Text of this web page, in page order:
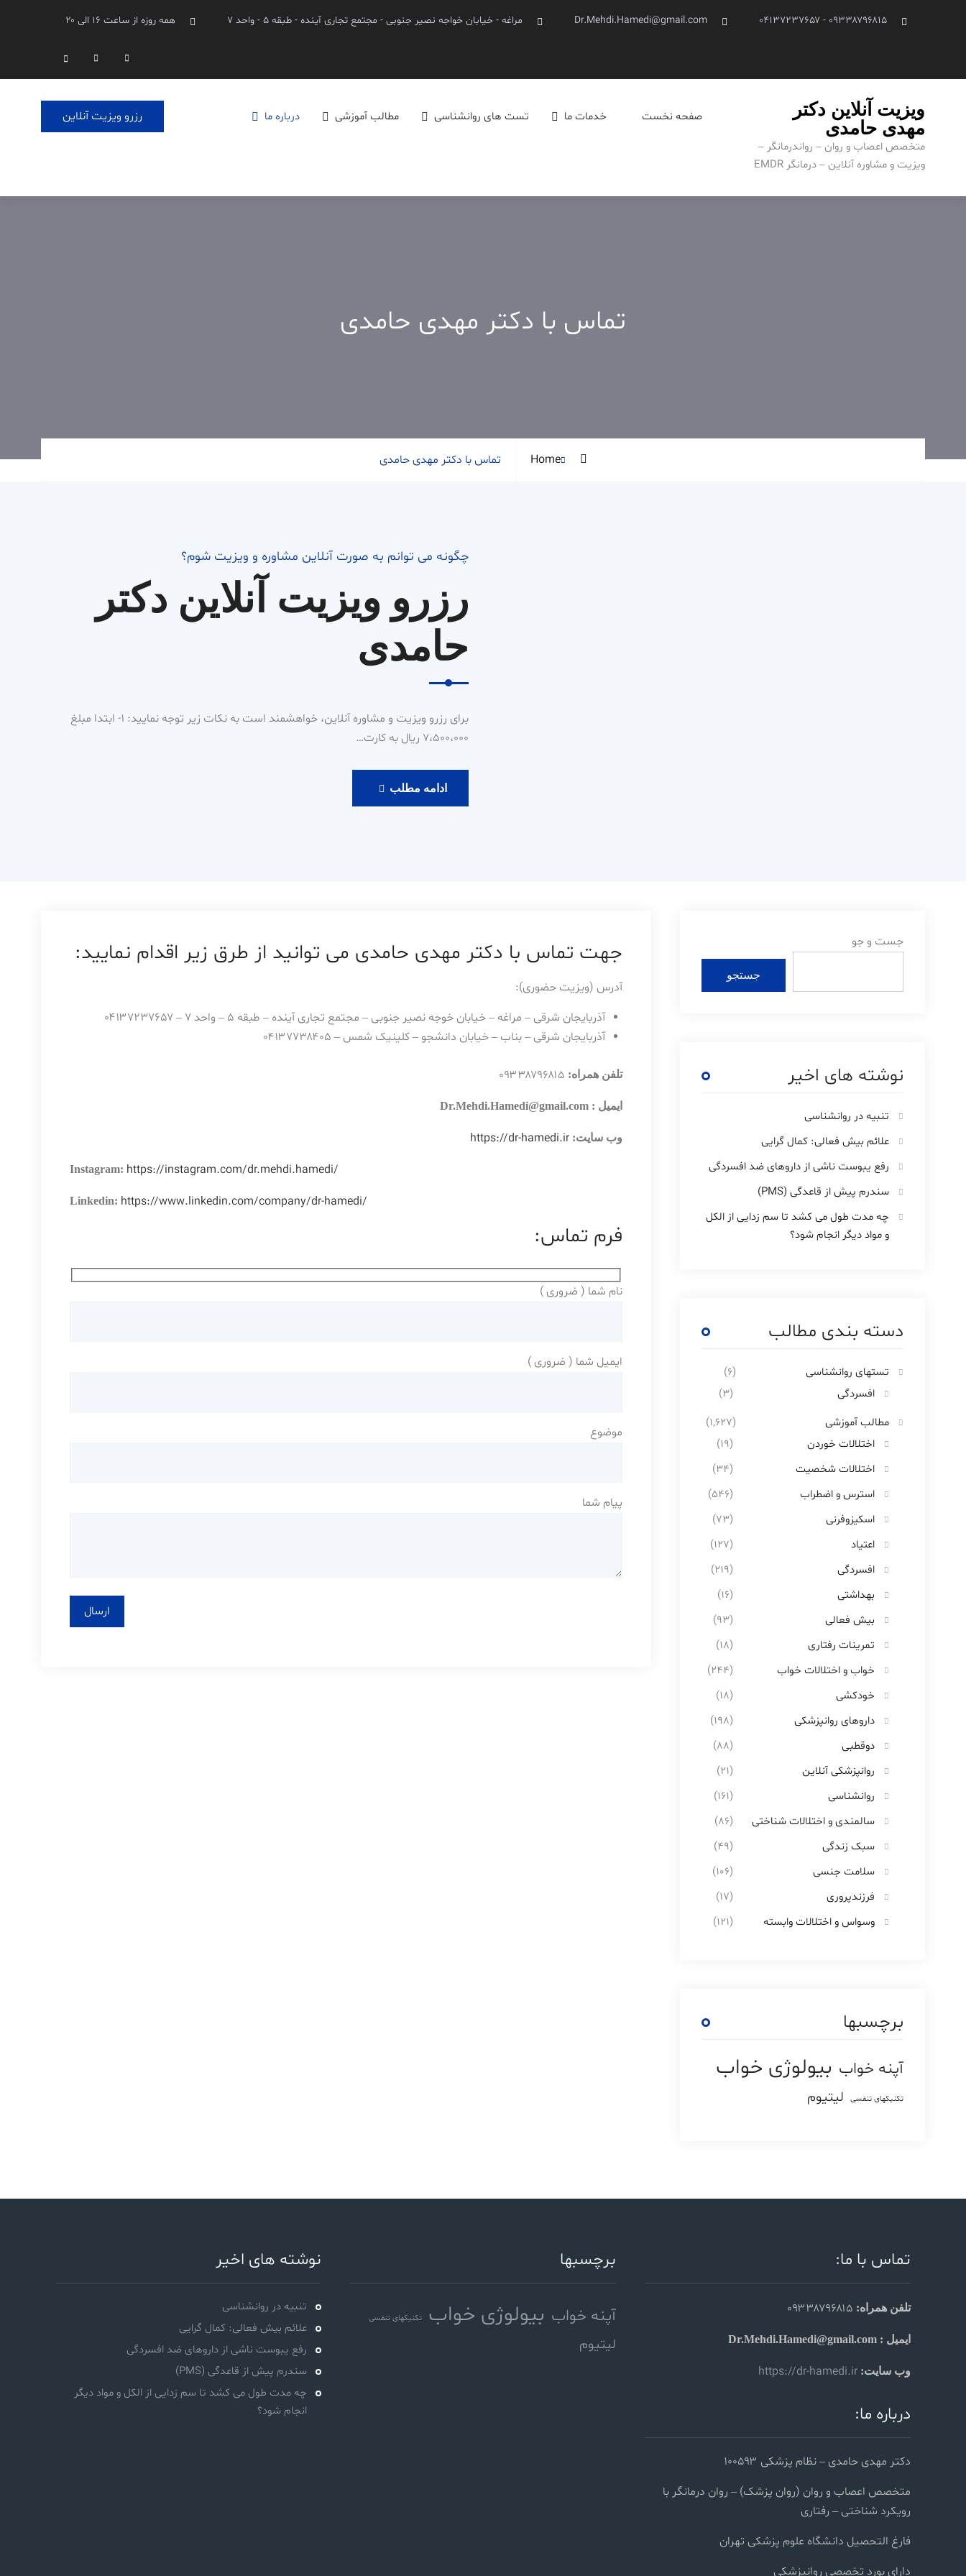
۰۹۳۳۸۷۹۶۸۱۵ - ۰۴۱۳۷۲۳۷۶۵۷ Dr.Mehdi.Hamedi@gmail.com مراغه - خیابان خواجه نصیر جنوبی - مجتمع تجاری آینده - طبقه ۵ - واحد ۷ همه روزه از ساعت ۱۶ الی ۲۰
Instagram
Linkedin
Search
ویزیت آنلاین دکتر
مهدی حامدی
متخصص اعصاب و روان – رواندرمانگر –
ویزیت و مشاوره آنلاین – درمانگر EMDR
صفحه نخست خدمات ما تست های روانشناسی مطالب آموزشی درباره ما رزرو ویزیت آنلاین
تماس با دکتر مهدی حامدی
Home تماس با دکتر مهدی حامدی
چگونه می توانم به صورت آنلاین مشاوره و ویزیت شوم؟
رزرو ویزیت آنلاین دکتر
حامدی
برای رزرو ویزیت و مشاوره آنلاین، خواهشمند است به نکات زیر توجه نمایید: ۱- ابتدا مبلغ
۷،۵۰۰،۰۰۰ ریال به کارت…
ادامه مطلب رزرو
ویزیت
جهت تماس با دکتر مهدی حامدی می توانید از طرق زیر اقدام نمایید:
آدرس (ویزیت حضوری):
آذربایجان شرقی – مراغه – خیابان خوجه نصیر جنوبی – مجتمع تجاری آینده – طبقه ۵ – واحد ۷ – ۰۴۱۳۷۲۳۷۶۵۷
آذربایجان شرقی – بناب – خیابان دانشجو – کلینیک شمس – ۰۴۱۳۷۷۳۸۴۰۵
تلفن همراه: ۰۹۳۳۸۷۹۶۸۱۵
ایمیل : Dr.Mehdi.Hamedi@gmail.com
وب سایت: https://dr-hamedi.ir
Instagram: https://instagram.com/dr.mehdi.hamedi/
Linkedin: https://www.linkedin.com/company/dr-hamedi/
فرم تماس:
نام شما ( ضروری )
ایمیل شما ( ضروری )
موضوع
پیام شما
جست و جو
جستجو
نوشته های اخیر
تنبیه در روانشناسی
علائم بیش فعالی: کمال گرایی
رفع یبوست ناشی از داروهای ضد افسردگی
سندرم پیش از قاعدگی (PMS)
چه مدت طول می کشد تا سم زدایی از الکل
و مواد دیگر انجام شود؟
دسته بندی مطالب
تستهای روانشناسی
(۶)
افسردگی
(۳)
مطالب آموزشی
(۱,۶۲۷)
اختلالات خوردن
(۱۹)
اختلالات شخصیت
(۳۴)
استرس و اضطراب
(۵۴۶)
اسکیزوفرنی
(۷۳)
اعتیاد
(۱۲۷)
افسردگی
(۲۱۹)
بهداشتی
(۱۶)
بیش فعالی
(۹۳)
تمرینات رفتاری
(۱۸)
خواب و اختلالات خواب
(۲۴۴)
خودکشی
(۱۸)
داروهای روانپزشکی
(۱۹۸)
دوقطبی
(۸۸)
روانپزشکی آنلاین
(۲۱)
روانشناسی
(۱۶۱)
سالمندی و اختلالات شناختی
(۸۶)
سبک زندگی
(۴۹)
سلامت جنسی
(۱۰۶)
فرزندپروری
(۱۷)
وسواس و اختلالات وابسته
(۱۲۱)
برچسبها
آپنه خواب بیولوژی خواب
تکنیکهای تنفسی لیتیوم
تماس با ما:
تلفن همراه: ۰۹۳۳۸۷۹۶۸۱۵
ایمیل : Dr.Mehdi.Hamedi@gmail.com
وب سایت: https://dr-hamedi.ir
درباره ما:
دکتر مهدی حامدی – نظام پزشکی ۱۰۰۵۹۳
متخصص اعصاب و روان (روان پزشک) – روان درمانگر با
رویکرد شناختی – رفتاری
فارغ التحصیل دانشگاه علوم پزشکی تهران
دارای بورد تخصصی روانپزشکی
برچسبها
آپنه خواب بیولوژی خواب تکنیکهای تنفسی
لیتیوم
نوشته های اخیر
تنبیه در روانشناسی
علائم بیش فعالی: کمال گرایی
رفع یبوست ناشی از داروهای ضد افسردگی
سندرم پیش از قاعدگی (PMS)
چه مدت طول می کشد تا سم زدایی از الکل و مواد دیگر
انجام شود؟